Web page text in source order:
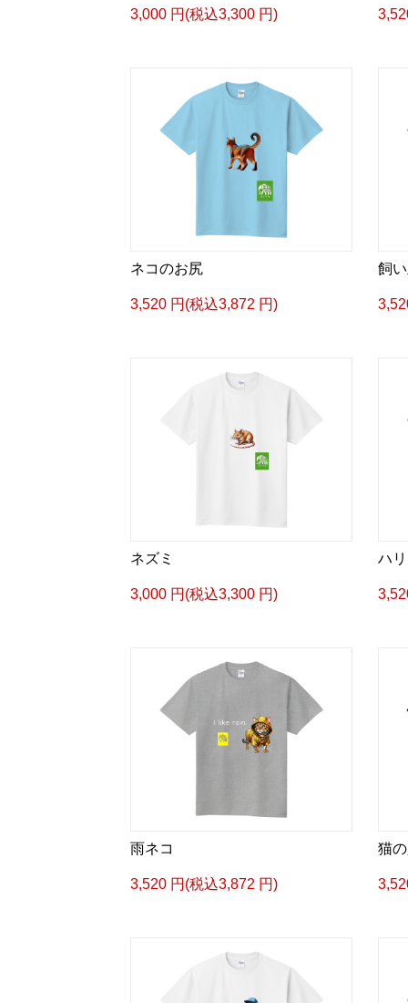
3,000 円(税込3,300 円)
ネコのお尻
3,520 円(税込3,872 円)
飼
ネズミ
3,000 円(税込3,300 円)
ハ
雨ネコ
3,520 円(税込3,872 円)
猫